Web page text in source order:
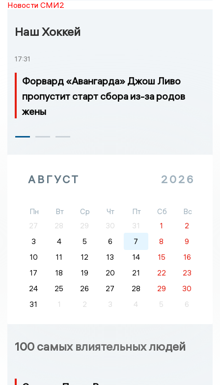
Новости СМИ2
Наш Хоккей
17:31
Форвард «Авангарда» Джош Ливо
пропустит старт сбора из-за родов
жены
АВГУСТ 2026
Пн Вт Ср Чт Пт Сб
Вс
27
28 29 30 31 1
2
3
4 5 6 7 8
9
10
11 12 13 14 15
16
17
18 19 20 21 22
23
24
25 26 27 28 29
30
31
1 2 3 4 5 6
100 самых влиятельных людей